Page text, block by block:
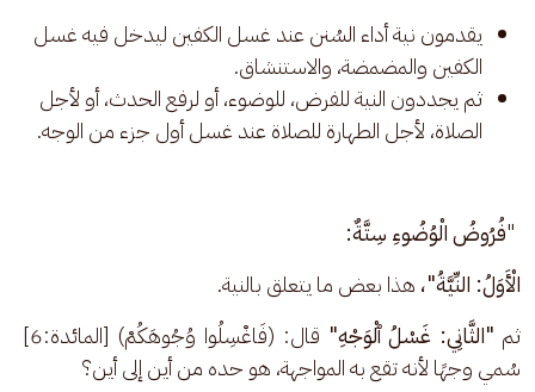
يقدمون نية أداء السُنن عند غسل الكفين ليدخل فيه غسل
الكفين والمضمضة، والاستنشاق.
ثم يجددون النية للفرض، للوضوء، أو لرفع الحدث، أو لأجل
الصلاة، لأجل الطهارة للصلاة عند غسل أول جزء من الوجه.
"فُرُوضُ الْوُضُوءِ سِتَّةٌ:
الْأَوَلُ: النِّيَّةُ"، هذا بعض ما يتعلق بالنية.
ثم "الثَّانِي: غَسْلُ ٱلْوَجْهِ"
قال: (فَاغْسِلُوا وُجُوهَكُمْ) [المائدة:6]
سُمي وجهًا لأنه تقع به المواجهة، هو حده من أين إلى أين؟